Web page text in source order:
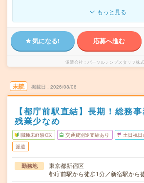
もっと見る
気になる! 応募へ進む
派遣会社 パーソルテンプスタッフ株
未読 掲載日 2026/08/06
【都庁前駅直結】長期！総務事
残業少なめ
職種未経験OK 交通費別途支給あり 土日祝日
派遣
勤務地
東京都新宿区
都庁前駅から徒歩1分／新宿駅から